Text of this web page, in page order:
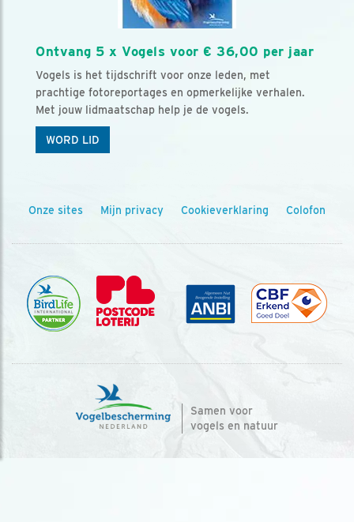
Ontvang 5 x Vogels voor € 36,00 per jaar
Vogels is het tijdschrift voor onze leden, met
prachtige fotoreportages en opmerkelijke verhalen.
Met jouw lidmaatschap help je de vogels.
WORD LID
Onze sites Mijn privacy Cookieverklaring Colofon
Samen voor
vogels en natuur